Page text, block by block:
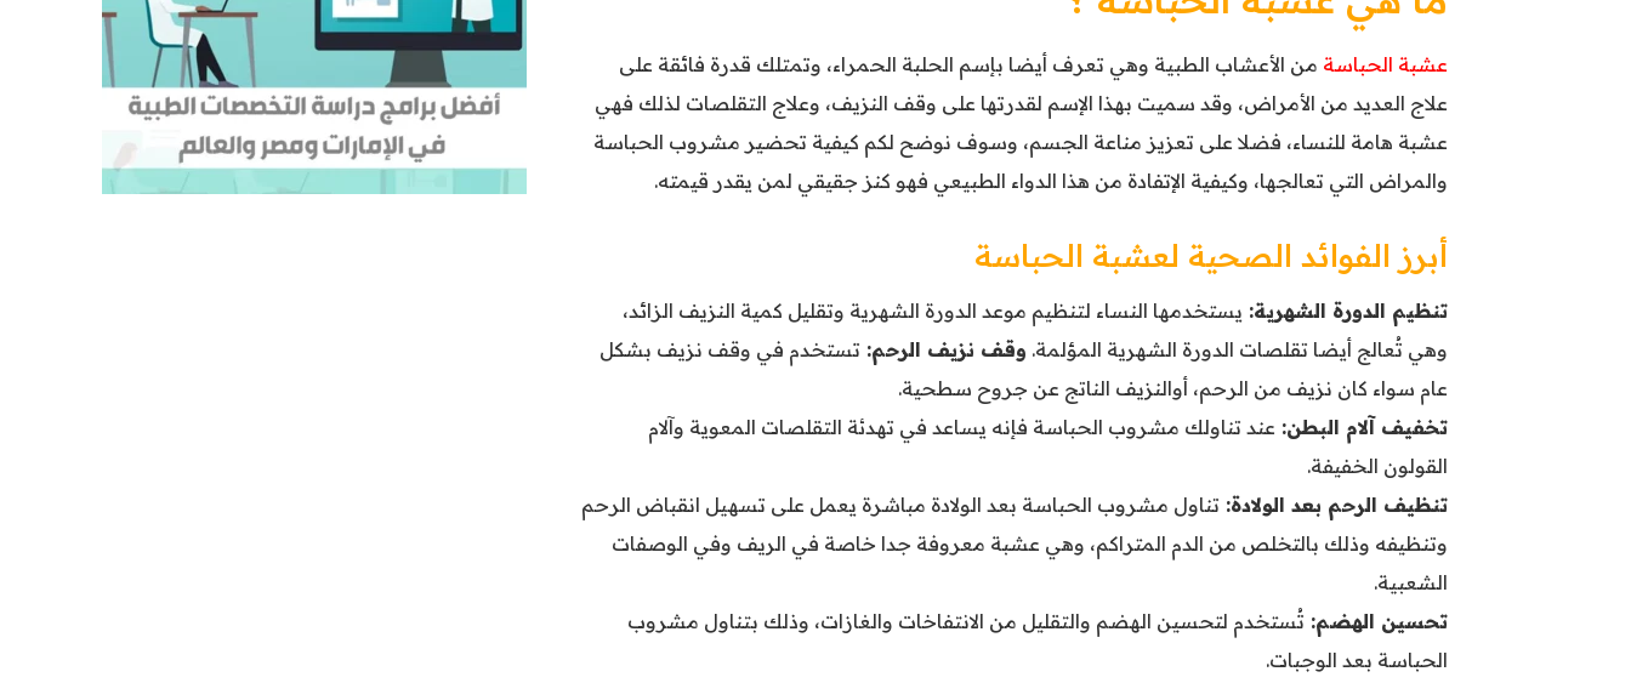
عشبة الحباسة من الأعشاب الطبية وهي تعرف أيضا بإسم الحلبة الحمراء، وتمتلك قدرة فائقة على
علاج العديد من الأمراض، وقد سميت بهذا الإسم لقدرتها على وقف النزيف، وعلاج التقلصات لذلك فهي
عشبة هامة للنساء، فضلا على تعزيز مناعة الجسم، وسوف نوضح لكم كيفية تحضير مشروب الحباسة
والمراض التي تعالجها، وكيفية الإتفادة من هذا الدواء الطبيعي فهو كنز جقيقي لمن يقدر قيمته.
أبرز الفوائد الصحية لعشبة الحباسة
تنظيم الدورة الشهرية: يستخدمها النساء لتنظيم موعد الدورة الشهرية وتقليل كمية النزيف الزائد،
وهي تُعالج أيضا تقلصات الدورة الشهرية المؤلمة. وقف نزيف الرحم: تستخدم في وقف نزيف بشكل
عام سواء كان نزيف من الرحم، أوالنزيف الناتج عن جروح سطحية.
تخفيف آلام البطن: عند تناولك مشروب الحباسة فإنه يساعد في تهدئة التقلصات المعوية وآلام
القولون الخفيفة.
تنظيف الرحم بعد الولادة: تناول مشروب الحباسة بعد الولادة مباشرة يعمل على تسهيل انقباض الرحم
وتنظيفه وذلك بالتخلص من الدم المتراكم، وهي عشبة معروفة جدا خاصة في الريف وفي الوصفات
الشعبية.
تحسين الهضم: تُستخدم لتحسين الهضم والتقليل من الانتفاخات والغازات، وذلك بتناول مشروب
الحباسة بعد الوجبات.